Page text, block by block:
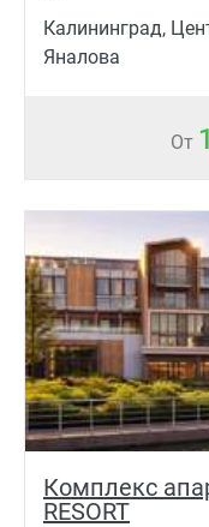
Калининград,
Яналова
От
Комплекс
RESORT